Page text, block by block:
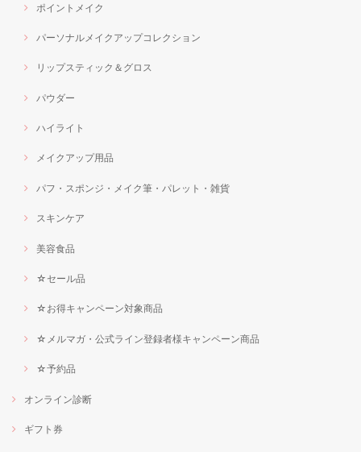
ポイントメイク
パーソナルメイクアップコレクション
リップスティック＆グロス
パウダー
ハイライト
メイクアップ用品
パフ・スポンジ・メイク筆・パレット・雑貨
スキンケア
美容食品
☆セール品
☆お得キャンペーン対象商品
☆メルマガ・公式ライン登録者様キャンペーン商品
☆予約品
オンライン診断
ギフト券